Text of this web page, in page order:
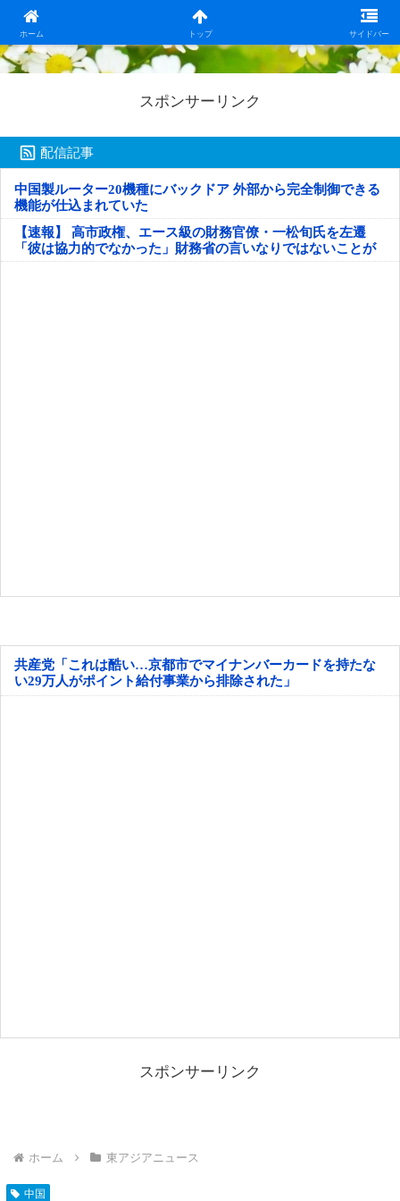
ホーム トップ サイドバー
日本第一！ニュース録
スポンサーリンク
配信記事
中国製ルーター20機種にバックドア 外部から完全制御できる
機能が仕込まれていた
【速報】 高市政権、エース級の財務官僚・一松旬氏を左遷
「彼は協力的でなかった」財務省の言いなりではないことが
判明
共産党「これは酷い…京都市でマイナンバーカードを持たな
い29万人がポイント給付事業から排除された」
スポンサーリンク
ホーム 東アジアニュース
中国